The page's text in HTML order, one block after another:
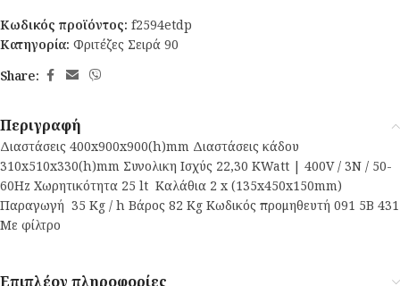
Κωδικός προϊόντος: f2594etdp
Κατηγορία: Φριτέζες Σειρά 90
Share:
Περιγραφή
Διαστάσεις 400x900x900(h)mm Διαστάσεις κάδου
310x510x330(h)mm Συνολικη Ισχύς 22,30 KWatt | 400V / 3N / 50-
60Hz Χωρητικότητα 25 lt Καλάθια 2 x (135x450x150mm)
Παραγωγή 35 Kg / h Βάρος 82 Κg Κωδικός προμηθευτή 091 5B 431
Με φίλτρο
Επιπλέον πληροφορίες